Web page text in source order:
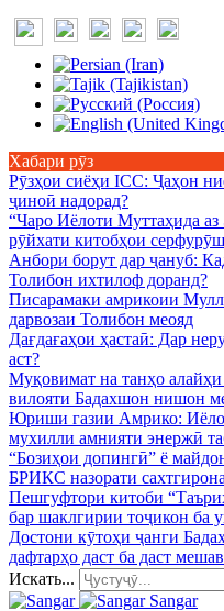
Хабари рӯз
Рӯзҳои сиёҳи ICC: Ҷаҳон
ҷиноӣ надорад?
“Чаро Иёлоти Муттаҳида
рӯйхати китобҳои
Анбори борут дар ҷануб:
Толибон ихтилоф доранд?
Писарамаки амрикоии
дарвозаи Толибон меояд
Дағдағаҳои ҳастаӣ: Дар
аст?
Муқовимат на танҳо
вилояти Бадахшон нишон
Юриши газии Амрико:
мухилли амнияти энержӣ
“Бозиҳои допингӣ” ё
БРИКС назорати
Пешгуфтори китоби
бар шаклгирии тоҷикон ба
Достони кӯтоҳи ҷанги
дафтарҳо даст ба даст
Искать...
Sangar